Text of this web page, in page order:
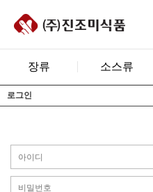
장류 소스류
로그인